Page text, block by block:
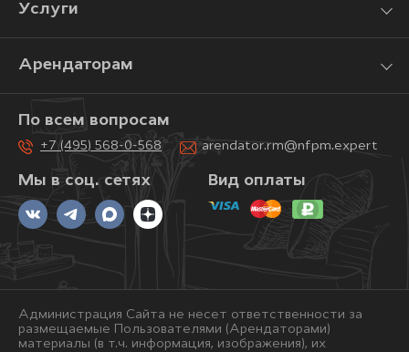
Услуги
Арендаторам
Мы в соц. сетях
По всем вопросам
+7 (495) 568-0-568 arendator.rm@nfpm.expert
Вид оплаты
Администрация Сайта не несет ответственности за
размещаемые Пользователями (Арендаторами)
материалы (в т.ч. информация, изображения), их